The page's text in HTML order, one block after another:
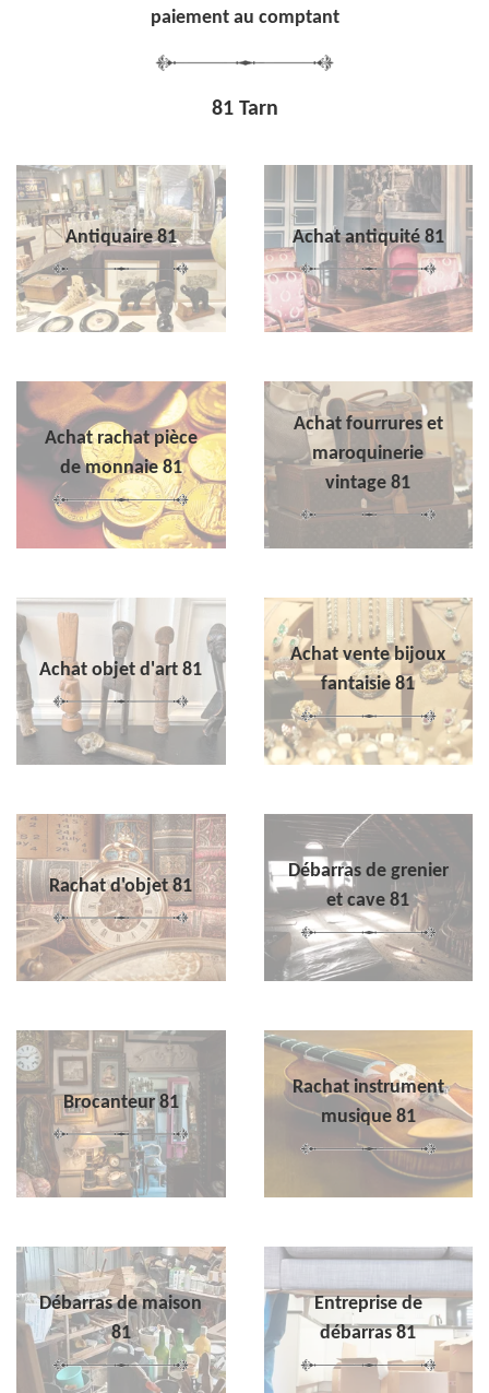
paiement au comptant
81 Tarn
Antiquaire 81 Achat antiquité 81
Achat rachat pièce
de monnaie 81
Achat fourrures et
maroquinerie
vintage 81
Achat objet d'art 81
Achat vente bijoux
fantaisie 81
Rachat d'objet 81
Débarras de grenier
et cave 81
Brocanteur 81
Rachat instrument
musique 81
Débarras de maison
81
Entreprise de
débarras 81